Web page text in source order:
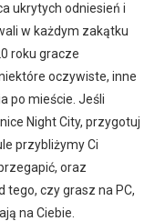
ukrytych odniesień i
w każdym zakątku
roku gracze
oczywiste, inne
po mieście. Jeśli
Night City, przygotuj
przybliżymy Ci
oraz
tego, czy grasz na PC,
na Ciebie.